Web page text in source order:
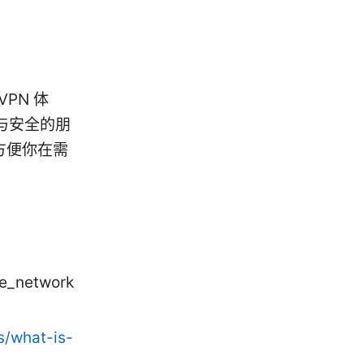
体
安全的朋
便你在需
what-is-